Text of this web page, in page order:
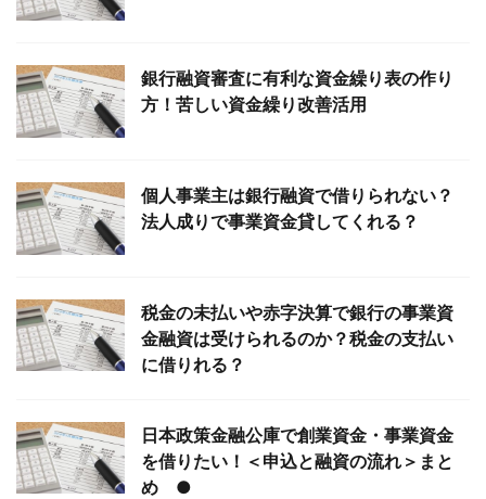
銀行融資審査に有利な資金繰り表の作り
方！苦しい資金繰り改善活用
個人事業主は銀行融資で借りられない？
法人成りで事業資金貸してくれる？
税金の未払いや赤字決算で銀行の事業資
金融資は受けられるのか？税金の支払い
に借りれる？
日本政策金融公庫で創業資金・事業資金
を借りたい！＜申込と融資の流れ＞まと
め ●